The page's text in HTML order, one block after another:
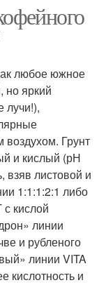
любое южное
но яркий
лучи!),
воздухом. Грунт
и кислый (рН
взяв листовой и
1:1:1:2:1 либо
кислой
линии
и рубленого
линии VITA
кислотность и